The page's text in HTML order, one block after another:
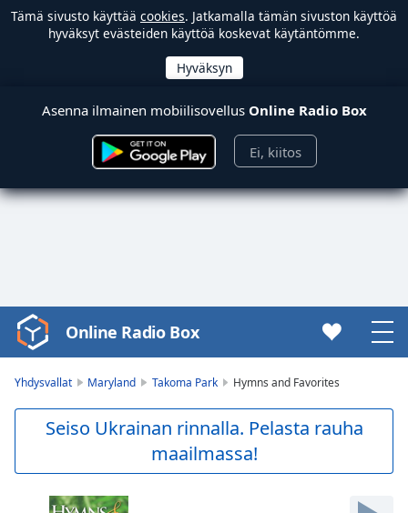
Tämä sivusto käyttää cookies. Jatkamalla tämän sivuston käyttöä
hyväksyt evästeiden käyttöä koskevat käytäntömme.
Asenna ilmainen mobiilisovellus Online Radio Box
Ei, kiitos
Video
Player
Skip
Online Radio Box
Yhdysvallat Maryland Takoma Park Hymns and Favorites
Seiso Ukrainan rinnalla. Pelasta rauha
maailmassa!